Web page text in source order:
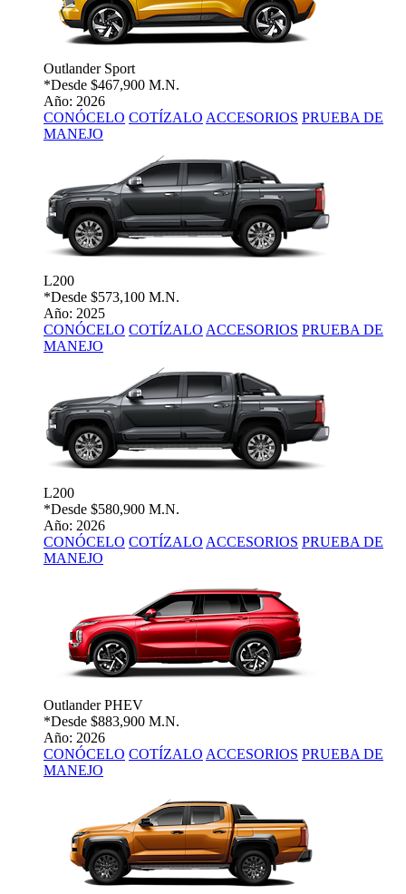
Outlander Sport
*Desde $467,900 M.N.
Año: 2026
CONÓCELO COTÍZALO ACCESORIOS PRUEBA DE
MANEJO
L200
*Desde $573,100 M.N.
Año: 2025
CONÓCELO COTÍZALO ACCESORIOS PRUEBA DE
MANEJO
L200
*Desde $580,900 M.N.
Año: 2026
CONÓCELO COTÍZALO ACCESORIOS PRUEBA DE
MANEJO
Outlander PHEV
*Desde $883,900 M.N.
Año: 2026
CONÓCELO COTÍZALO ACCESORIOS PRUEBA DE
MANEJO